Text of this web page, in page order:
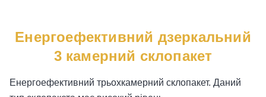
Енергоефективний дзеркальний
3 камерний склопакет
Енергоефективний трьохкамерний склопакет. Даний